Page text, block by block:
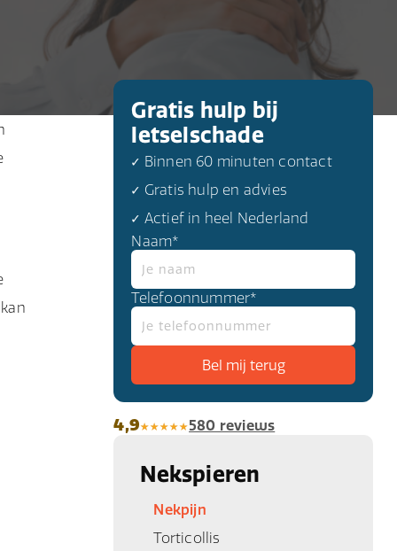
Gratis hulp bij
letselschade
✓ Binnen 60 minuten contact
✓ Gratis hulp en advies
✓ Actief in heel Nederland
Naam*
Telefoonnummer*
4,9 580 reviews
Nekspieren
Nekpijn
Torticollis